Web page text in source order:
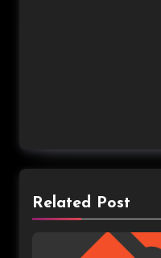
Related Post